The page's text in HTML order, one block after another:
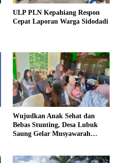
ULP PLN Kepahiang Respon
Cepat Laporan Warga Sidodadi
Wujudkan Anak Sehat dan
Bebas Stunting, Desa Lubuk
Saung Gelar Musyawarah